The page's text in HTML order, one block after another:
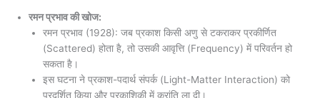
रमन प्रभाव की खोज:
रमन प्रभाव (1928): जब प्रकाश किसी अणु से टकराकर प्रकीर्णित
(Scattered) होता है, तो उसकी आवृत्ति (Frequency) में परिवर्तन हो
सकता है।
इस घटना ने प्रकाश-पदार्थ संपर्क (Light-Matter Interaction) को
प्रदर्शित किया और प्रकाशिकी में क्रांति ला दी।